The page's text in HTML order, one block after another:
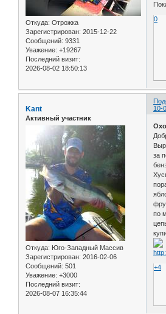
Откуда: Отрожка
Зарегистрирован: 2015-12-22
Сообщений: 9331
Уважение: +19267
Последний визит:
2026-08-02 18:50:13
0
10-
Kant
Активный участник
Откуда: Юго-Западный Массив
Зарегистрирован: 2016-02-06
Сообщений: 501
Уважение: +3000
Последний визит:
2026-08-07 16:35:44
за
по
+4